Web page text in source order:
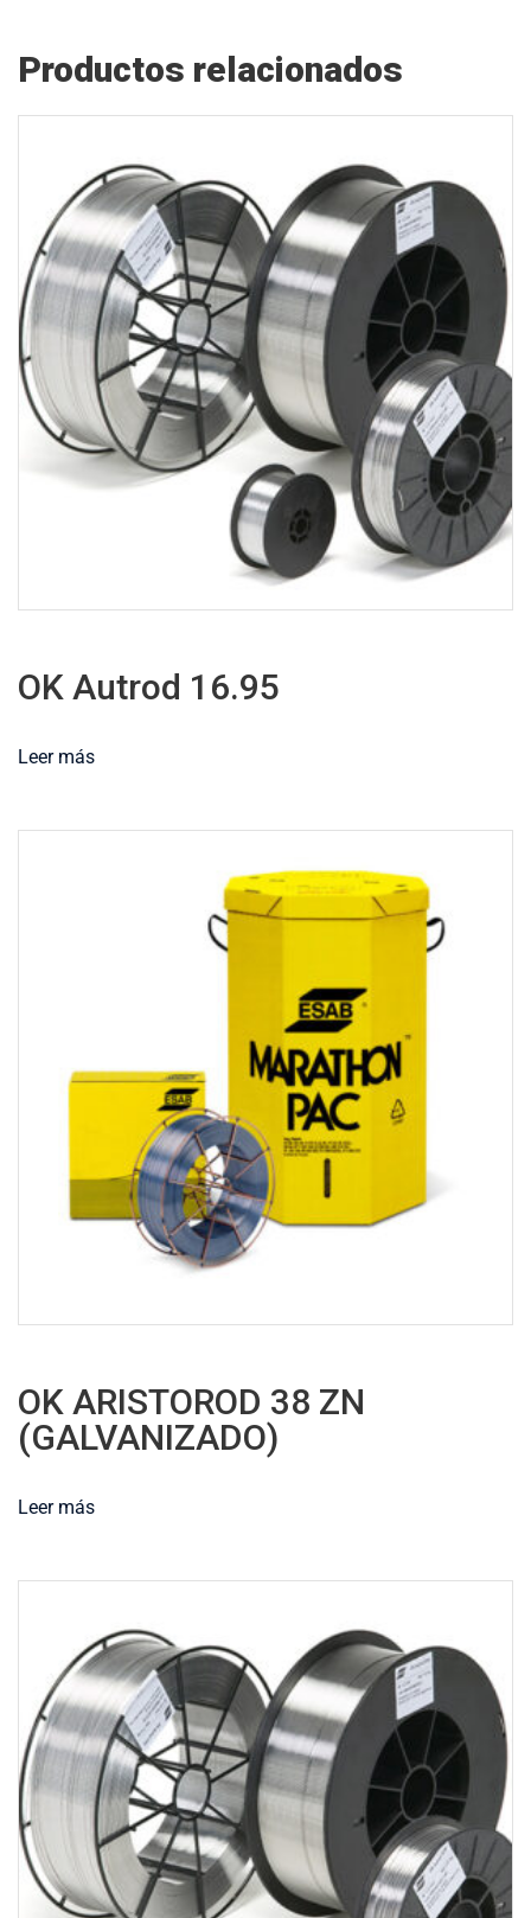
Productos relacionados
OK Autrod 16.95
Leer más
OK ARISTOROD 38 ZN
(GALVANIZADO)
Leer más